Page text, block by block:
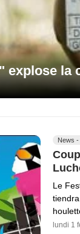
explose la
News -
Le
lundi 1